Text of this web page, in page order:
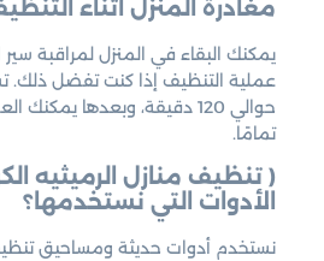
مغادرة المنزل أثناء
يمكنك البقاء في المنزل لمراقبة سير
عملية التنظيف إذا كنت تفضل ذلك.
حوالي 120 دقيقة، وبعدها
تمامًا.
( تنظيف منازل الرميثيه
الأدوات التي نستخدمها؟
نستخدم أدوات حديثة ومساحيق